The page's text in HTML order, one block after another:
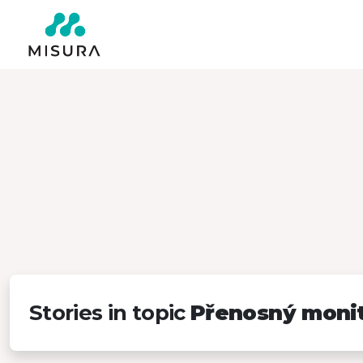
Stories in topic Přenosný